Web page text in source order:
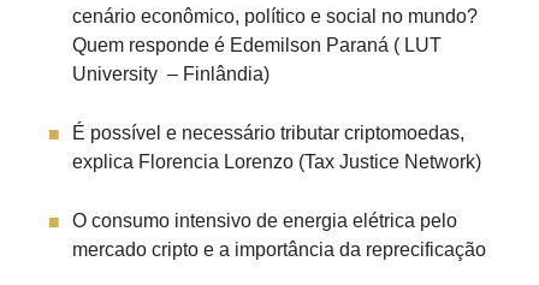
cenário econômico, político e social no mundo?
Quem responde é Edemilson Paraná ( LUT
University – Finlândia)
É possível e necessário tributar criptomoedas,
explica Florencia Lorenzo (Tax Justice Network)
O consumo intensivo de energia elétrica pelo
mercado cripto e a importância da reprecificação